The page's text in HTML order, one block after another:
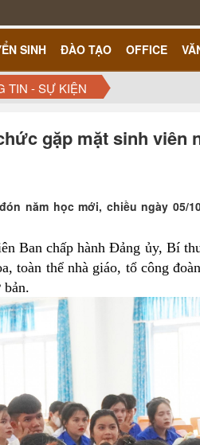
SINH ĐÀO TẠO OFFICE
TIN - SỰ KIỆN
gặp mặt sinh viên
năm học mới, chiều ngày 05/
Ban chấp hành Đảng ủy, Bí
toàn thể nhà giáo, tổ công
bản.